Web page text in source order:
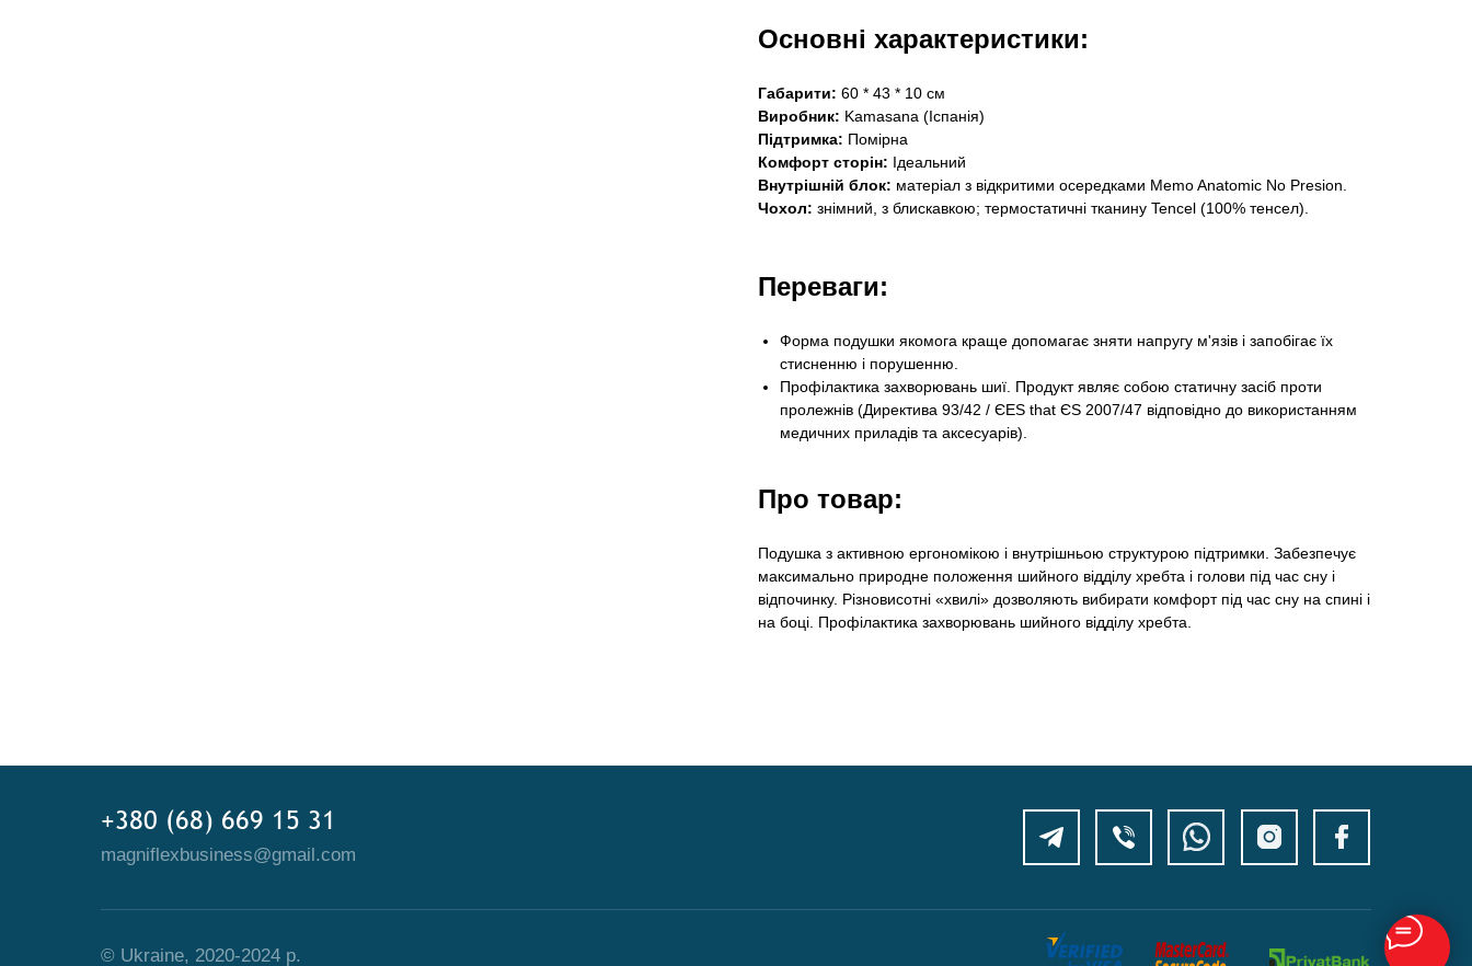
Основні характеристики:
Габарити: 60 * 43 * 10 см
Виробник: Kamasana (Іспанія)
Підтримка: Помірна
Комфорт сторін: Ідеальний
Внутрішній блок: матеріал з відкритими осередками Memo Anatomic No Presion.
Чохол: знімний, з блискавкою; термостатичні тканину Tencel (100% тенсел).
Переваги:
Форма подушки якомога краще допомагає зняти напругу м'язів і запобігає їх
стисненню і порушенню.
Профілактика захворювань шиї. Продукт являє собою статичну засіб проти
пролежнів (Директива 93/42 / ЄES that ЄS 2007/47 відповідно до використанням
медичних приладів та аксесуарів).
Про товар:
Подушка з активною ергономікою і внутрішньою структурою підтримки. Забезпечує
максимально природне положення шийного відділу хребта і голови під час сну і
відпочинку. Різновисотні «хвилі» дозволяють вибирати комфорт під час сну на спині і
на боці. Профілактика захворювань шийного відділу хребта.
+380 (68) 669 15 31
© Ukraine, 2020-2024 р.
magniflexbusiness@gmail.com